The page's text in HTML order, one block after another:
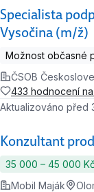
Specialista
Vysočina (m/ž)
Možnost občasné
ČSOB
433 hodnocení
Konzultant
Aktualizováno před
35 000 ‍–‍ 45 000 Kč
Mobil Maják